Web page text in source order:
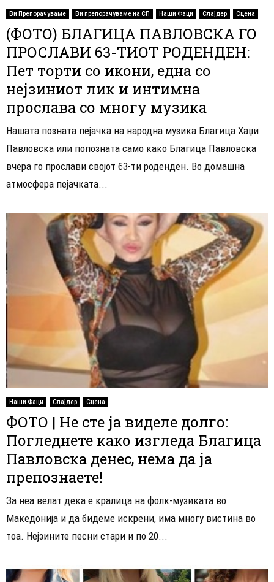
Ви Препорачуваме Ви препорачуваме на СП Наши Фаци Слајдер Сцена
(ФОТО) БЛАГИЦА ПАВЛОВСКА ГО
ПРОСЛАВИ 63-ТИОТ РОДЕНДЕН:
Пет торти со икони, една со
нејзиниот лик и интимна
прослава со многу музика
Нашата позната пејачка на народна музика Благица Хаџи
Павловска или попозната само како Благица Павловска
вчера го прослави својот 63-ти роденден. Во домашна
атмосфера пејачката...
Наши Фаци Слајдер Сцена
ФОТО | Не сте ја виделе долго:
Погледнете како изгледа Благица
Павловска денес, нема да ја
препознаете!
За неа велат дека е кралица на фолк-музиката во
Македонија и да бидеме искрени, има многу вистина во
тоа. Нејзините песни стари и по 20...